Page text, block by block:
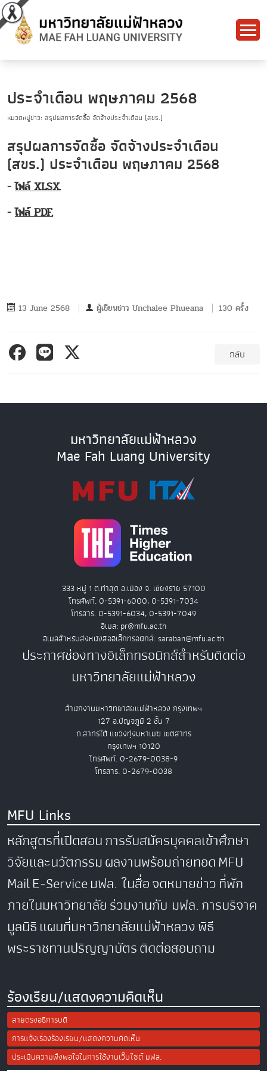
ประจำเดือน พฤษภาคม 2568
หมวดหมู่ข่าว: สรุปผลการจัดซื้อ จัดจ้างประจำเดือน (สขร.)
สรุปผลการจัดซื้อ จัดจ้างประจำเดือน
(สขร.) ประจำเดือน พฤษภาคม 2568
-ไฟล์ XLSX.
-ไฟล์ PDF.
13 June 2568 ผู้เขียนข่าว Unchalee Phueana 130 ครั้ง
กลับ
มหาวิทยาลัยแม่ฟ้าหลวง
Mae Fah Luang University
333 หมู่ 1 ต.ท่าสุด อ.เมือง จ. เชียงราย 57100
โทรศัพท์. 0-5391-6000, 0-5391-7034
โทรสาร. 0-5391-6034, 0-5391-7049
อีเมล: pr@mfu.ac.th
อีเมลสำหรับส่งหนังสืออิเล็กทรอนิกส์: saraban@mfu.ac.th
ประกาศช่องทางอิเล็กทรอนิกส์สำหรับติดต่อ
มหาวิทยาลัยแม่ฟ้าหลวง
สำนักงานมหาวิทยาลัยแม่ฟ้าหลวง กรุงเทพฯ
127 อ.ปัญจภูมิ 2 ชั้น 7
ถ.สาทรใต้ แขวงทุ่งมหาเมฆ เขตสาทร
กรุงเทพฯ 10120
โทรศัพท์. 0-2679-0038-9
โทรสาร. 0-2679-0038
MFU Links
หลักสูตรที่เปิดสอนการรับสมัครบุคคลเข้าศึกษา
วิจัยและนวัตกรรมผลงานพร้อมถ่ายทอดMFU
MailE-Serviceมฟล. ในสื่อจดหมายข่าวที่พัก
ภายในมหาวิทยาลัยร่วมงานกับ มฟล.การบริจาค
มูลนิธิแผนที่มหาวิทยาลัยแม่ฟ้าหลวงพิธี
พระราชทานปริญญาบัตรติดต่อสอบถาม
ร้องเรียน/แสดงความคิดเห็น
สายตรงอธิการบดี
การแจ้งเรื่องร้องเรียน/แสดงความคิดเห็น
ประเมินความพึงพอใจในการใช้งานเว็บไซต์ มฟล.